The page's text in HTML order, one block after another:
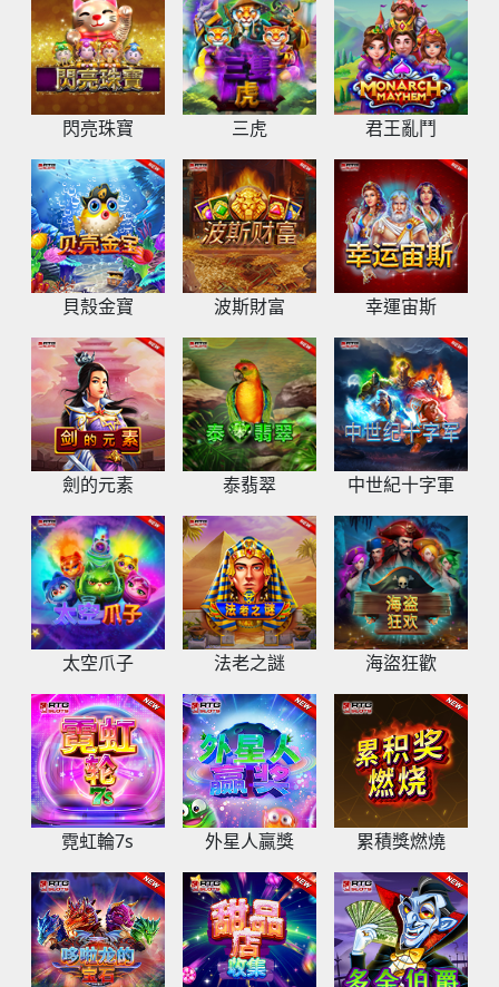
閃亮珠寶 三虎 君王亂鬥
貝殼金寶 波斯財富 幸運宙斯
劍的元素 泰翡翠 中世紀十字軍
太空爪子 法老之謎 海盜狂歡
霓虹輪7s 外星人贏獎 累積獎燃燒